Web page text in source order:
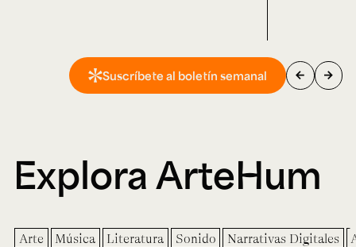
Suscríbete al boletín semanal arrow_back arrow_forward
Explora ArteHum
Arte Música Literatura Sonido Narrativas Digitales